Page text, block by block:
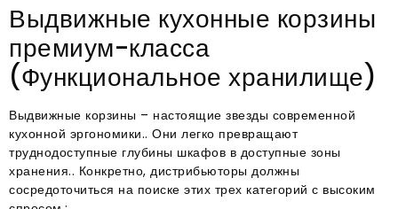
Выдвижные кухонные корзины
премиум-класса
(Функциональное хранилище)
Выдвижные корзины – настоящие звезды современной
кухонной эргономики.. Они легко превращают
труднодоступные глубины шкафов в доступные зоны
хранения.. Конкретно, дистрибьюторы должны
сосредоточиться на поиске этих трех категорий с высоким